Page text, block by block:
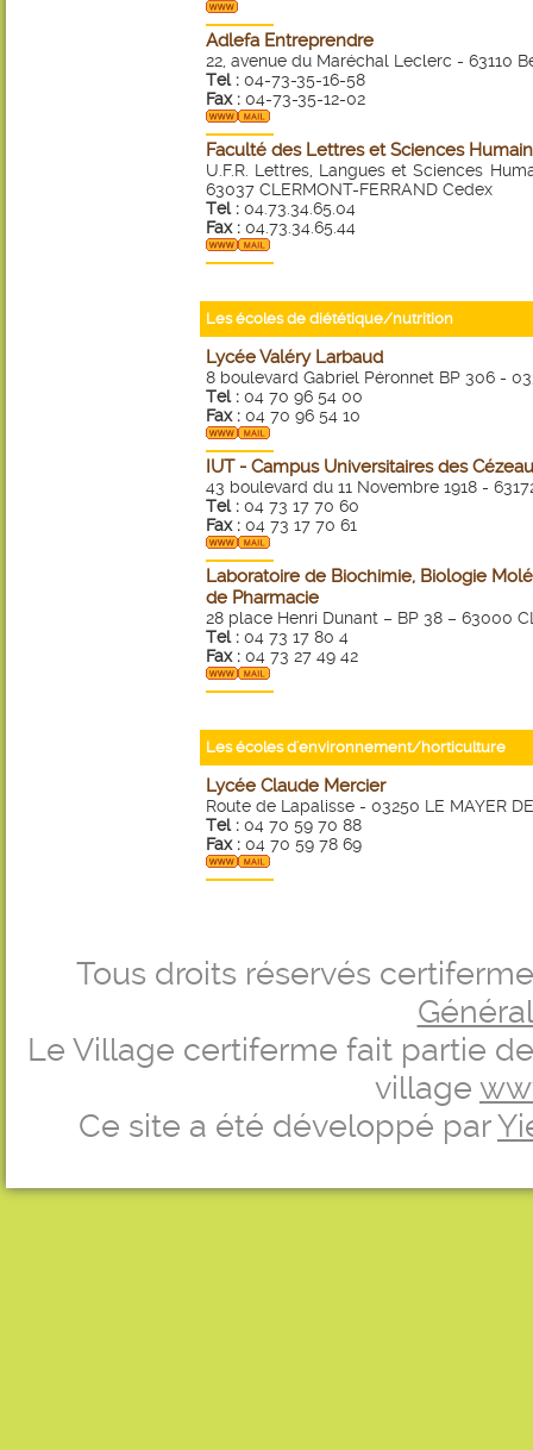
Adlefa Entreprendre
22, avenue du Maréchal Leclerc - 63110
Tel : 04-73-35-16-58
Fax : 04-73-35-12-02
Faculté des Lettres et Sciences
U.F.R. Lettres, Langues et Sciences
63037 CLERMONT-FERRAND Cedex
Tel : 04.73.34.65.04
Fax : 04.73.34.65.44
Les écoles de diététique/nutrition
Lycée Valéry Larbaud
8 boulevard Gabriel Péronnet BP 306 -
Tel : 04 70 96 54 00
Fax : 04 70 96 54 10
IUT - Campus Universitaires des
43 boulevard du 11 Novembre 1918 -
Tel : 04 73 17 70 60
Fax : 04 73 17 70 61
Laboratoire de Biochimie, Biologie
de Pharmacie
28 place Henri Dunant – BP 38 – 63000
Tel : 04 73 17 80 4
Fax : 04 73 27 49 42
Les écoles d'environnement/horticulture
Lycée Claude Mercier
Route de Lapalisse - 03250 LE MAYER
Tel : 04 70 59 70 88
Fax : 04 70 59 78 69
Tous droits réservés
Le Village certiferme fait partie
village
Ce site a été développé par